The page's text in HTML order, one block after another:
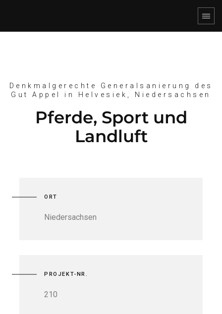
Denkmalgerechte Generalsanierung des
Gut Appel in Helvesiek, Niedersachsen
Pferde, Sport und
Landluft
ORT
Niedersachsen
PROJEKT-NR.
210